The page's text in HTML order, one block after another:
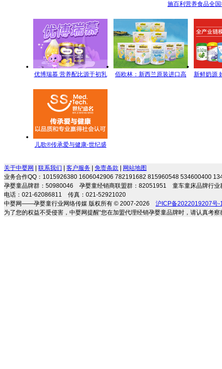
施百利营养食品全
优博瑞慕 营养配比源于初乳
佰欧林：新西兰原装进口高
新鲜奶源
儿歌®传承爱与健康-世纪盛
关于中婴网
联系我们 客户服务 免责条款
网站地图
业务合作QQ：1015926380 1606042906 782191682 815960548 534600400
孕婴童品牌群：50980046 孕婴童经销商联盟群：82051951 童车童床品牌行
电话：021-62086811 传真：021-52921020
中婴网——孕婴童行业网络传媒 版权所有 © 2007-2026 沪ICP备2022019207号-
为了您的权益不受侵害，中婴网提醒“您在加盟代理经销孕婴童品牌时，请认真考